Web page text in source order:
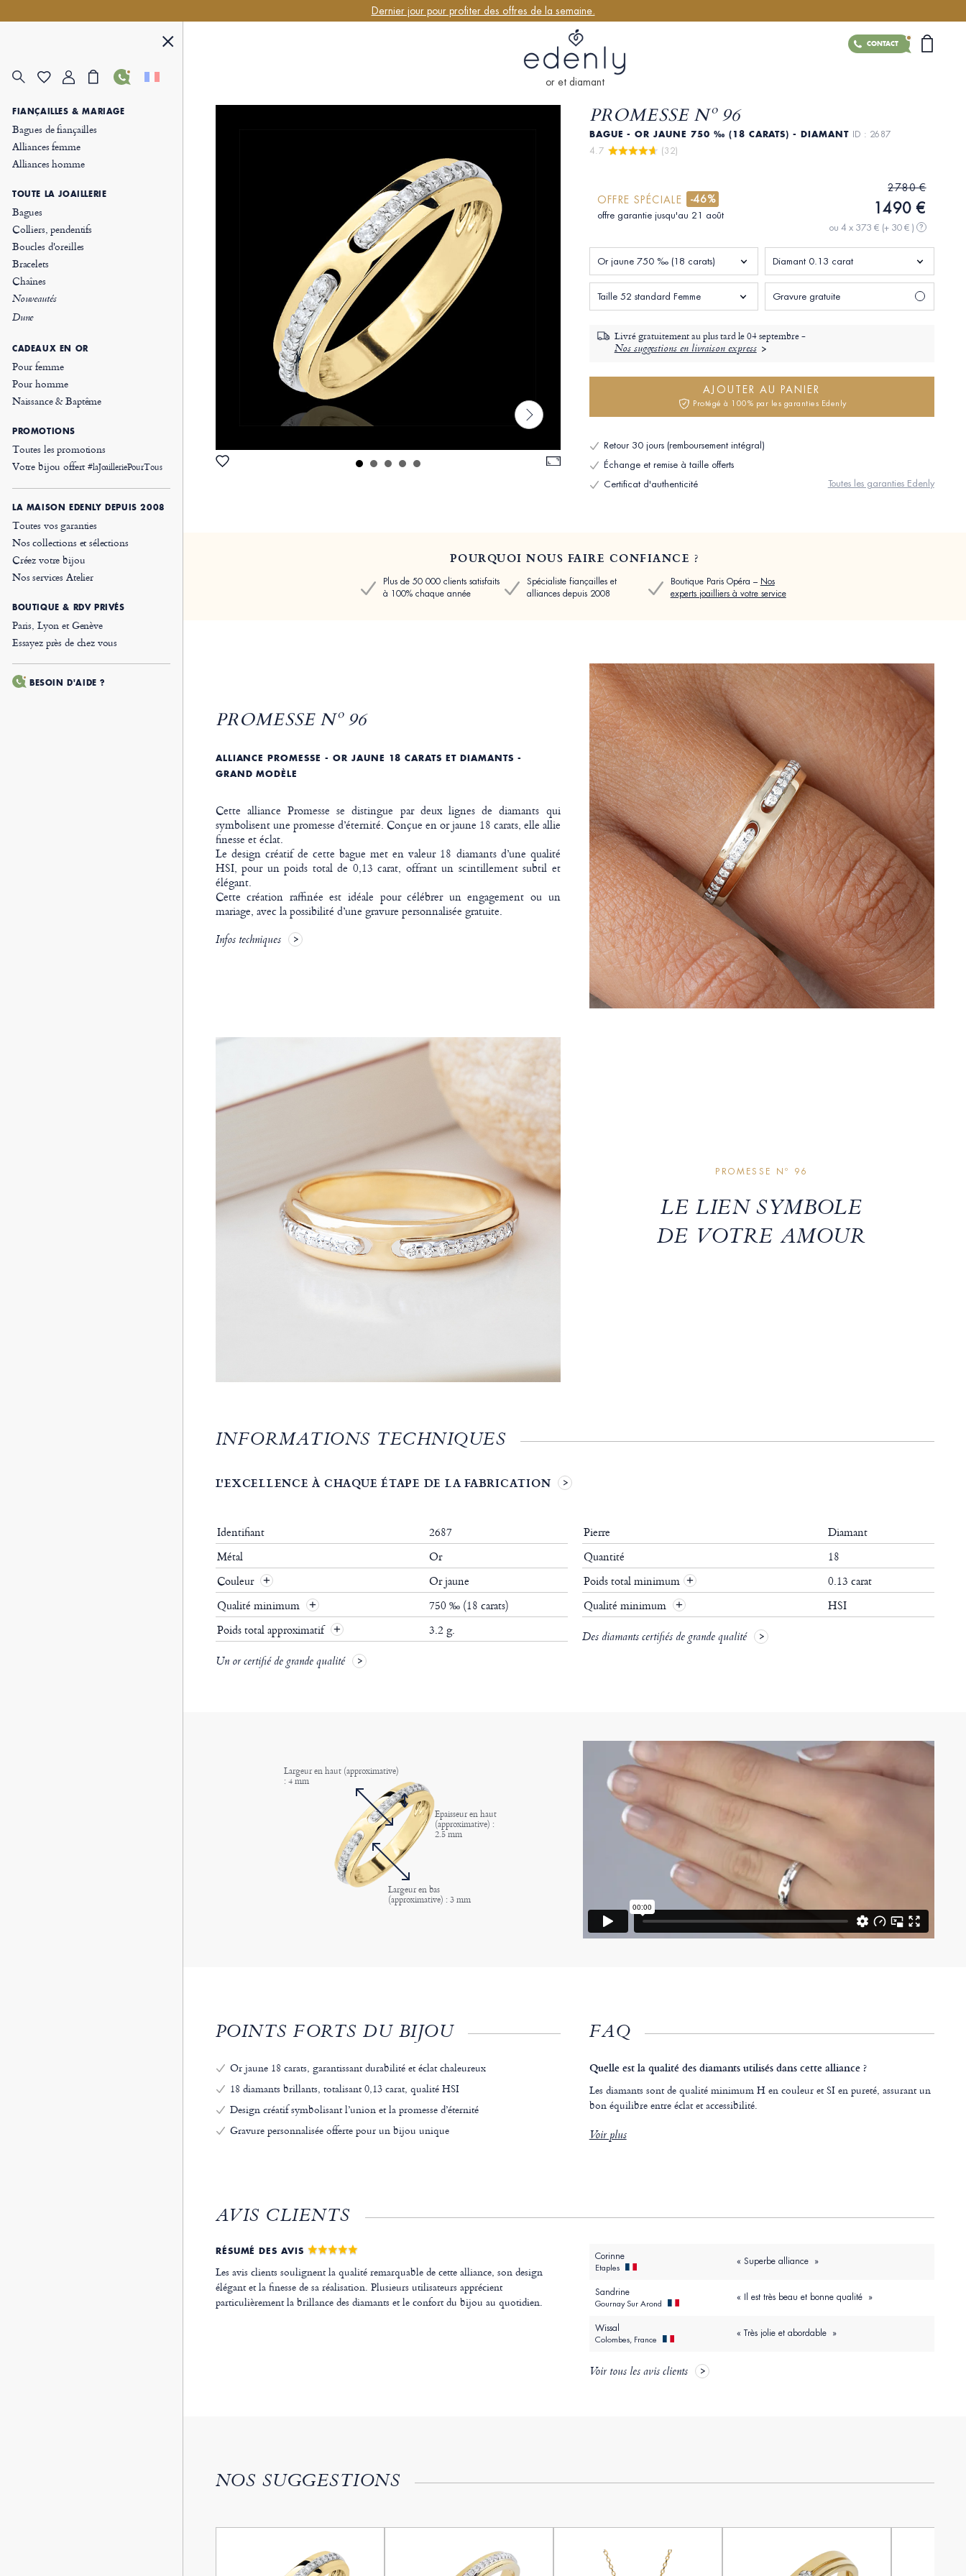
FIANÇAILLES & MARIAGE
Bagues de fiançailles
Alliances femme
Alliances homme
TOUTE LA JOAILLERIE
Bagues
Colliers, pendentifs
Boucles d'oreilles
Bracelets
Chaînes
Nouveautés
Dune
CADEAUX EN OR
Pour femme
Pour homme
Naissance & Baptême
PROMOTIONS
Toutes les promotions
Votre bijou offert#laJoailleriePourTous
LA MAISON EDENLY DEPUIS 2008
Toutes vos garanties
Nos collections et sélections
Créez votre bijou
Nos services Atelier
BOUTIQUE & RDV PRIVÉS
Paris, Lyon et Genève
Essayez près de chez vous
BESOIN D'AIDE ?
Dernier jour pour profiter des offres de la semaine.
CONTACT
or et diamant
PROMESSE Nº 96
BAGUE - OR JAUNE 750 ‰ (18 CARATS) - DIAMANT ID : 2687
4.7
(32)
OFFRE SPÉCIALE -46%
offre garantie jusqu'au 21 août
2780 €
1490 €
ou 4 x 373 € (+ 30 € ) ?
Or jaune 750 ‰ (18 carats) Diamant 0.13 carat
Taille 52 standard Femme Gravure gratuite
Livré gratuitement au plus tard le04 septembre -
Nos suggestions en livraison express
AJOUTER AU PANIER
Protégé à 100% par les garanties Edenly
Retour 30 jours (remboursement intégral)
Échange et remise à taille offerts
Certificat d'authenticité
Toutes les garanties Edenly
POURQUOI NOUS FAIRE CONFIANCE ?
Plus de 50 000 clients satisfaits
à 100% chaque année
Spécialiste fiançailles et
alliances depuis 2008
Boutique Paris Opéra – Nos
experts joailliers à votre service
PROMESSE Nº 96
ALLIANCE PROMESSE - OR JAUNE 18 CARATS ET DIAMANTS -
GRAND MODÈLE
Cette alliance Promesse se distingue par deux lignes de diamants qui
symbolisent une promesse d’éternité. Conçue en or jaune 18 carats, elle allie
finesse et éclat.
Le design créatif de cette bague met en valeur 18 diamants d’une qualité
HSI, pour un poids total de 0,13 carat, offrant un scintillement subtil et
élégant.
Cette création raffinée est idéale pour célébrer un engagement ou un
mariage, avec la possibilité d’une gravure personnalisée gratuite.
Infos techniques
PROMESSE Nº 96
LE LIEN SYMBOLE
DE VOTRE AMOUR
INFORMATIONS TECHNIQUES
L'EXCELLENCE À CHAQUE ÉTAPE DE LA FABRICATION
Identifiant
2687
Métal
Or
Couleur
Or jaune
Qualité minimum
750 ‰ (18 carats)
Poids total approximatif
3.2 g.
Un or certifié de grande qualité
Pierre
Diamant
Quantité
18
Poids total minimum +
0.13 carat
Qualité minimum
+ HSI
Des diamants certifiés de grande qualité
Largeur en haut (approximative)
: 4 mm
Epaisseur en haut
(approximative) :
2.5 mm
Largeur en bas
(approximative) : 3 mm
POINTS FORTS DU BIJOU
Or jaune 18 carats, garantissant durabilité et éclat chaleureux
18 diamants brillants, totalisant 0,13 carat, qualité HSI
Design créatif symbolisant l’union et la promesse d’éternité
Gravure personnalisée offerte pour un bijou unique
FAQ
Quelle est la qualité des diamants utilisés dans cette alliance ?
Les diamants sont de qualité minimum H en couleur et SI en pureté, assurant un
bon équilibre entre éclat et accessibilité.
Voir plus
AVIS CLIENTS
RÉSUMÉ DES AVIS
Les avis clients soulignent la qualité remarquable de cette alliance, son design
élégant et la finesse de sa réalisation. Plusieurs utilisateurs apprécient
particulièrement la brillance des diamants et le confort du bijou au quotidien.
Corinne
Etaples
« Superbe alliance »
Sandrine
Gournay Sur Arond
« Il est très beau et bonne qualité »
Wissal
Colombes, France
« Très jolie et abordable »
Voir tous les avis clients
NOS SUGGESTIONS